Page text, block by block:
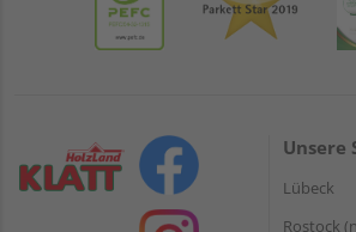
Unsere
Lübeck
Rostock